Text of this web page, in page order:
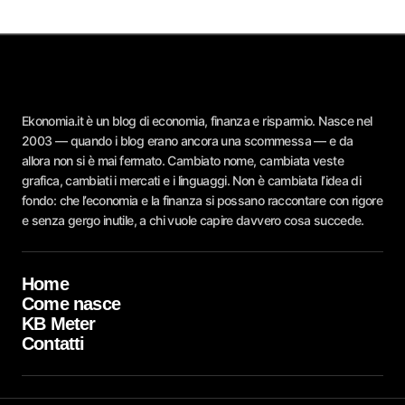
Ekonomia.it è un blog di economia, finanza e risparmio. Nasce nel
2003 — quando i blog erano ancora una scommessa — e da
allora non si è mai fermato. Cambiato nome, cambiata veste
grafica, cambiati i mercati e i linguaggi. Non è cambiata l’idea di
fondo: che l’economia e la finanza si possano raccontare con rigore
e senza gergo inutile, a chi vuole capire davvero cosa succede.
Home
Come nasce
KB Meter
Contatti